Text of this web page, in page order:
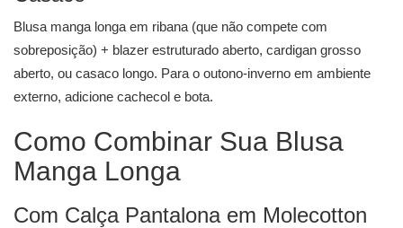
Blusa manga longa em ribana (que não compete com
sobreposição) + blazer estruturado aberto, cardigan grosso
aberto, ou casaco longo. Para o outono-inverno em ambiente
externo, adicione cachecol e bota.
Como Combinar Sua Blusa
Manga Longa
Com Calça Pantalona em Molecotton